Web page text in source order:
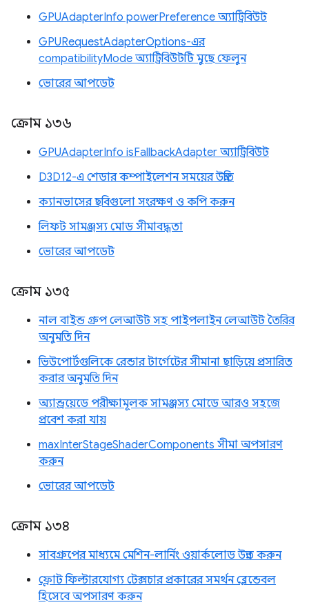
GPUAdapterInfo powerPreference অ্যাট্রিবিউট
GPURequestAdapterOptions-এর
compatibilityMode অ্যাট্রিবিউটটি মুছে ফেলুন
ভোরের আপডেট
ক্রোম ১৩৬
GPUAdapterInfo isFallbackAdapter অ্যাট্রিবিউট
D3D12-এ শেডার কম্পাইলেশন সময়ের উন্নতি
ক্যানভাসের ছবিগুলো সংরক্ষণ ও কপি করুন
লিফট সামঞ্জস্য মোড সীমাবদ্ধতা
ভোরের আপডেট
ক্রোম ১৩৫
নাল বাইন্ড গ্রুপ লেআউট সহ পাইপলাইন লেআউট তৈরির
অনুমতি দিন
ভিউপোর্টগুলিকে রেন্ডার টার্গেটের সীমানা ছাড়িয়ে প্রসারিত
করার অনুমতি দিন
অ্যান্ড্রয়েডে পরীক্ষামূলক সামঞ্জস্য মোডে আরও সহজে
প্রবেশ করা যায়
maxInterStageShaderComponents সীমা অপসারণ
করুন
ভোরের আপডেট
ক্রোম ১৩৪
সাবগ্রুপের মাধ্যমে মেশিন-লার্নিং ওয়ার্কলোড উন্নত করুন
ফ্লোট ফিল্টারযোগ্য টেক্সচার প্রকারের সমর্থন ব্লেন্ডেবল
হিসেবে অপসারণ করুন